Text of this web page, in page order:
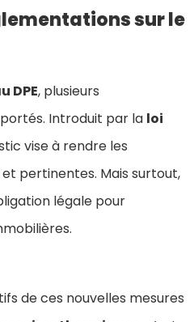
sur le
DPE, plusieurs
Introduit par la loi
vise à rendre les
pertinentes. Mais surtout,
légale pour
de ces nouvelles mesures